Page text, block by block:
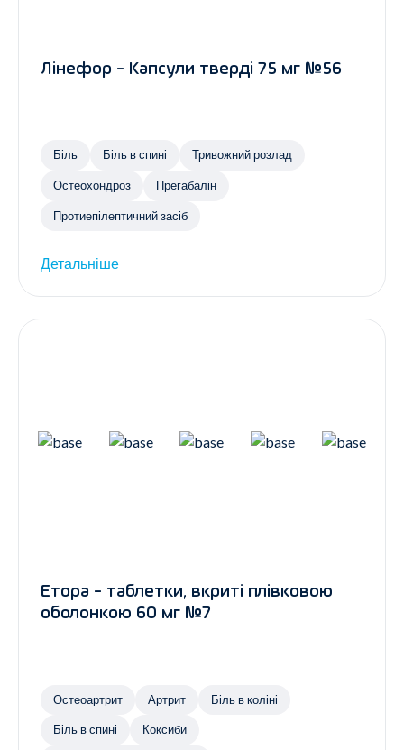
Лінефор - Капсули тверді 75 мг №56
Біль Біль в спині Тривожний розлад
Остеохондроз Прегабалін
Протиепілептичний засіб
Детальніше
Етора - таблетки, вкриті плівковою
оболонкою 60 мг №7
Остеоартрит Артрит Біль в коліні
Біль в спині Коксиби